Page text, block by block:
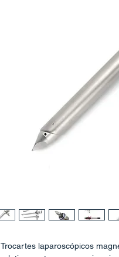
Trocartes laparoscópicos